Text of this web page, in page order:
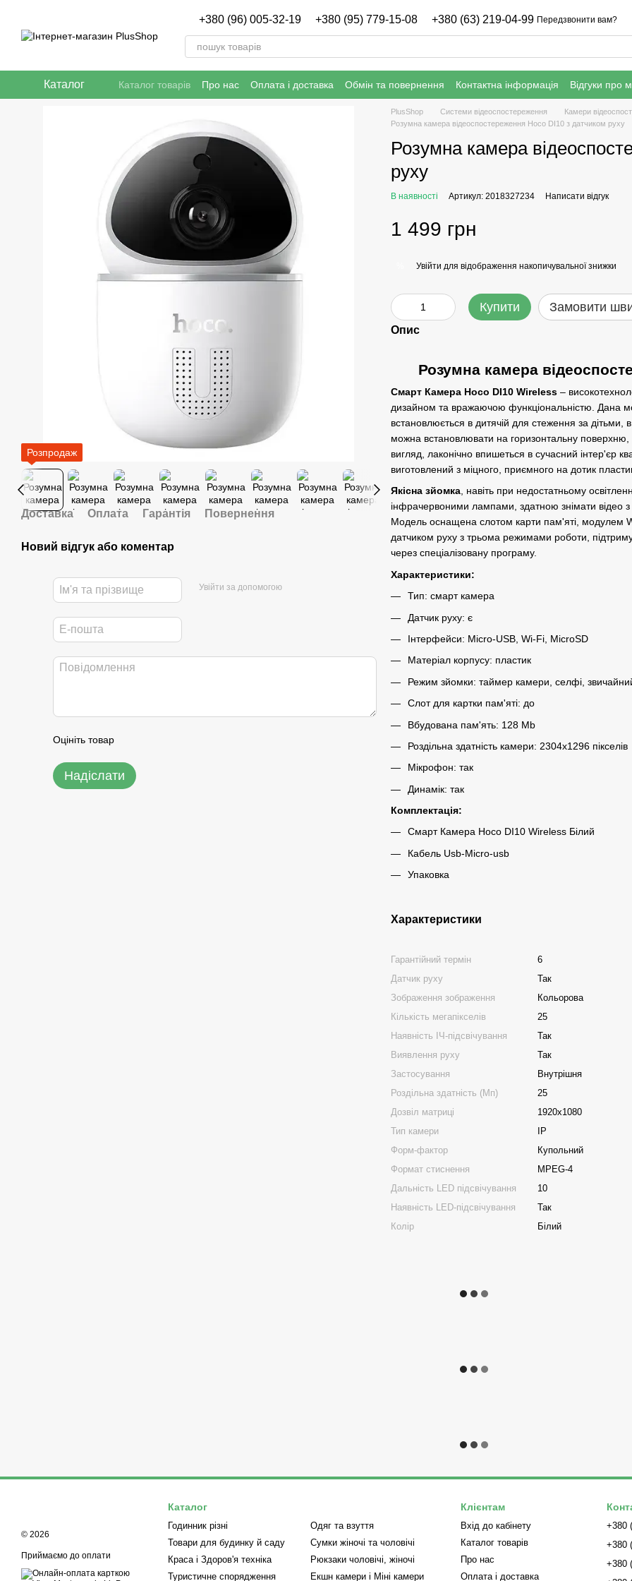
+380 (96) 005-32-19 +380 (95) 779-15-08 +380 (63) 219-04-99 Передзвонити вам?
Каталог Каталог товарів Про нас Оплата і доставка Обмін та повернення Контактна інформація
Відгуки про
Публічна угода (ОФЕРТА)
Політика конфіденційності Гарантія
Розпродаж
Доставка Оплата Гарантія Повернення
Новий відгук або коментар
Увійти за допомогою
Оцініть товар
Надіслати
PlusShop Системи відеоспостереження
Камери
Розумна камера відеоспостереження Hoco DI10 з датчиком руху
Розумна камера
руху
В наявності Артикул: 2018327234 Написати відгук
1 499 грн
Увійти для відображення накопичувальної знижки
Купити Замовити
Опис
Розумна камера
Смарт Камера Hoco DI10 Wireless–
дизайном та вражаючою функціональністю. Дана
встановлюється в дитячій для стеження за дітьми, в
можна встановлювати на горизонтальну поверхню,
вигляд, лаконічно впишеться в сучасний інтер'єр
виготовлений з міцного, приємного на дотик
Якісна зйомка, навіть при недостатньому
інфрачервоними лампами, здатною знімати відео
Модель оснащена слотом карти пам'яті, модулем
датчиком руху з трьома режимами роботи,
через спеціалізовану програму.
Характеристики:
Тип: смарт камера
Датчик руху: є
Інтерфейси: Micro-USB, Wi-Fi, MicroSD
Матеріал корпусу: пластик
Режим зйомки: таймер камери, селфі,
Слот для картки пам'яті: до
Вбудована пам'ять: 128 Мb
Роздільна здатність камери: 2304х1296 пікселів
Мікрофон: так
Динамік: так
Комплектація:
Смарт Камера Hoco DI10 Wireless Білий
Кабель Usb-Micro-usb
Упаковка
Характеристики
Гарантійний термін
6
Датчик руху
Так
Зображення зображення
Кольорова
Кількість мегапікселів
25
Наявність ІЧ-підсвічування
Так
Виявлення руху
Так
Застосування
Внутрішня
Роздільна здатність (Мп)
25
Дозвіл матриці
1920x1080
Тип камери
IP
Форм-фактор
Купольний
Формат стиснення
MPEG-4
Дальність LED підсвічування
10
Наявність LED-підсвічування
Так
Колір
Білий
© 2026
Приймаємо до оплати
Каталог
Годинник різні
Товари для будинку й саду
Краса і Здоров'я техніка
Туристичне спорядження
Одяг та взуття
Сумки жіночі та чоловічі
Рюкзаки чоловічі, жіночі
Екшн камери і Міні камери
Клієнтам
Вхід до кабінету
Каталог товарів
Про нас
Оплата і доставка
+380
+380
+380